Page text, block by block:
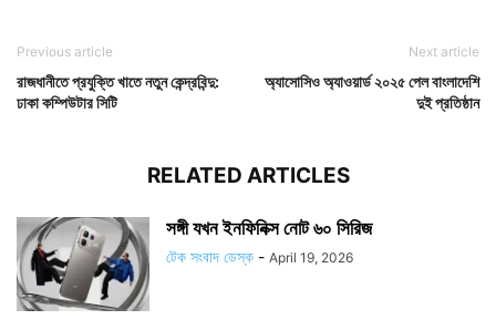
Previous article
রাজধানীতে প্রযুক্তি খাতে নতুন কেন্দ্রবিন্দু:
ঢাকা কম্পিউটার সিটি
Next article
অ্যাসোসিও অ্যাওয়ার্ড ২০২৫ পেল বাংলাদেশি
দুই প্রতিষ্ঠান
RELATED ARTICLES
সঙ্গী যখন ইনফিনিক্স নোট ৬০ সিরিজ
টেক সংবাদ ডেস্ক - April 19, 2026